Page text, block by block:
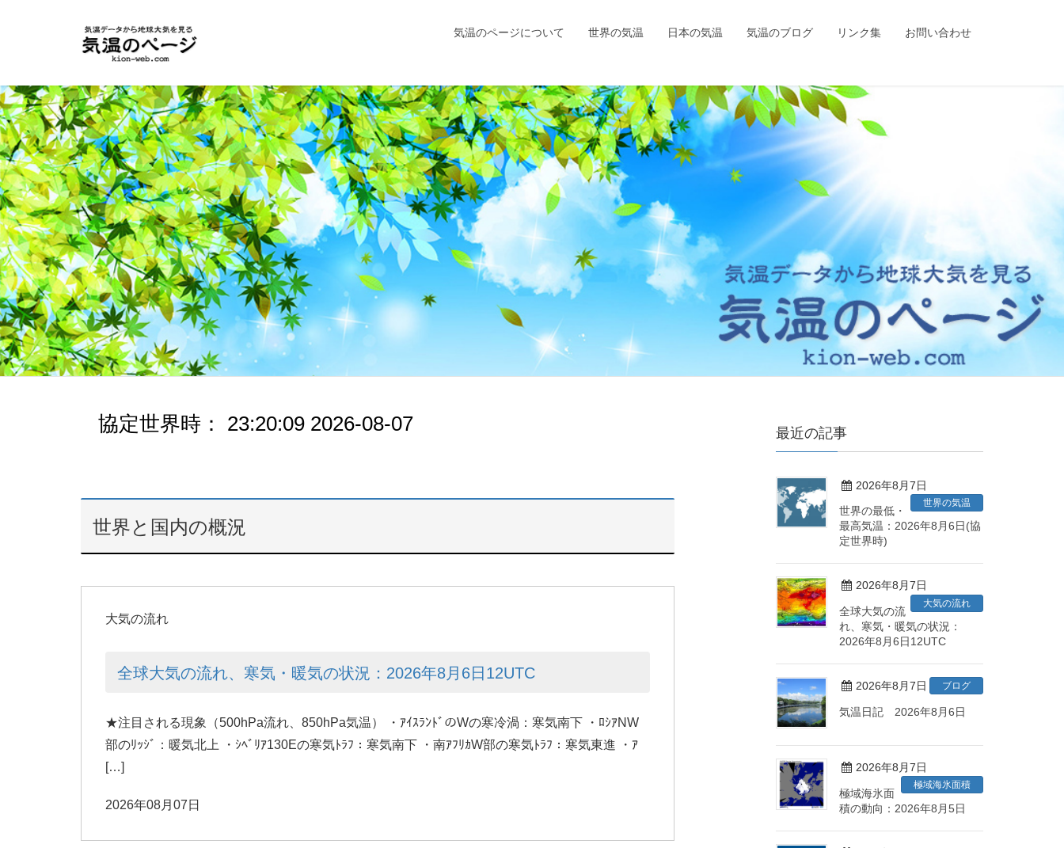
気温のページについて 世界の気温 日本の気温 気温のブログ リンク集 お問い合わせ
協定世界時： 23:20:10 2026-08-07
世界と国内の概況
大気の流れ
全球大気の流れ、寒気・暖気の状況：2026年8月6日12UTC
★注目される現象（500hPa流れ、850hPa気温） ・ｱｲｽﾗﾝﾄﾞのWの寒冷渦：寒気南下 ・ﾛｼｱNW
部のﾘｯｼﾞ：暖気北上 ・ｼﾍﾞﾘｱ130Eの寒気ﾄﾗﾌ：寒気南下 ・南ｱﾌﾘｶW部の寒気ﾄﾗﾌ：寒気東進 ・ｱ
[…]
2026年08月07日
最近の記事
2026年8月7日
世界の気温
世界の最低・
最高気温：2026年8月6日(協
定世界時)
2026年8月7日
大気の流れ
全球大気の流
れ、寒気・暖気の状況：
2026年8月6日12UTC
2026年8月7日 ブログ
気温日記 2026年8月6日
2026年8月7日
極域海氷面積
極域海氷面
積の動向：2026年8月5日